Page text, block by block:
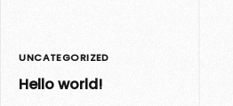
UNCATEGORIZED
Hello world!